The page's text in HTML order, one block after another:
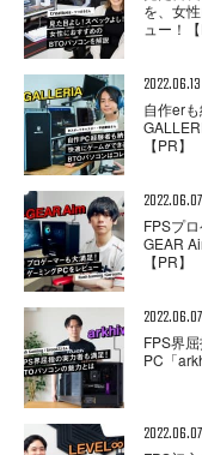
を、女
ュー！【
2022.06.13
自作er
【PR】
2022.06.07
FPSプ
GEAR
【PR】
2022.06.07
FPS界
PC「
2022.06.07